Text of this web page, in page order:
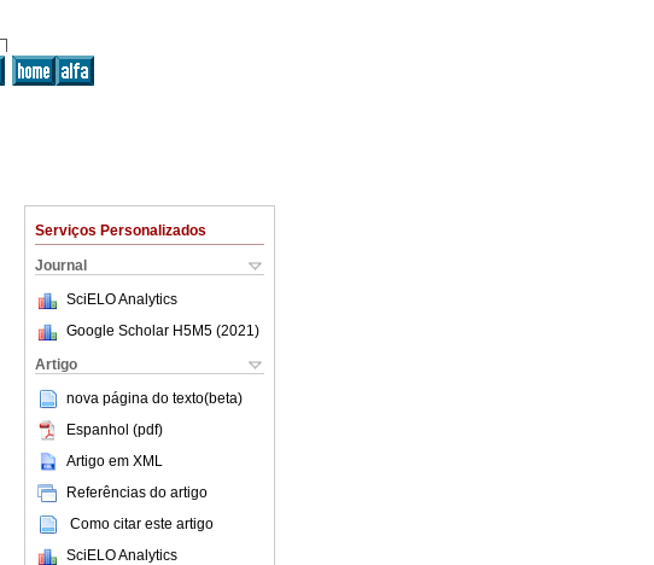
Serviços Personalizados
Journal
SciELO Analytics
Google Scholar H5M5 (2021 )
Artigo
nova página do texto(beta)
Espanhol (pdf)
Artigo em XML
Referências do artigo
Como citar este artigo
SciELO Analytics